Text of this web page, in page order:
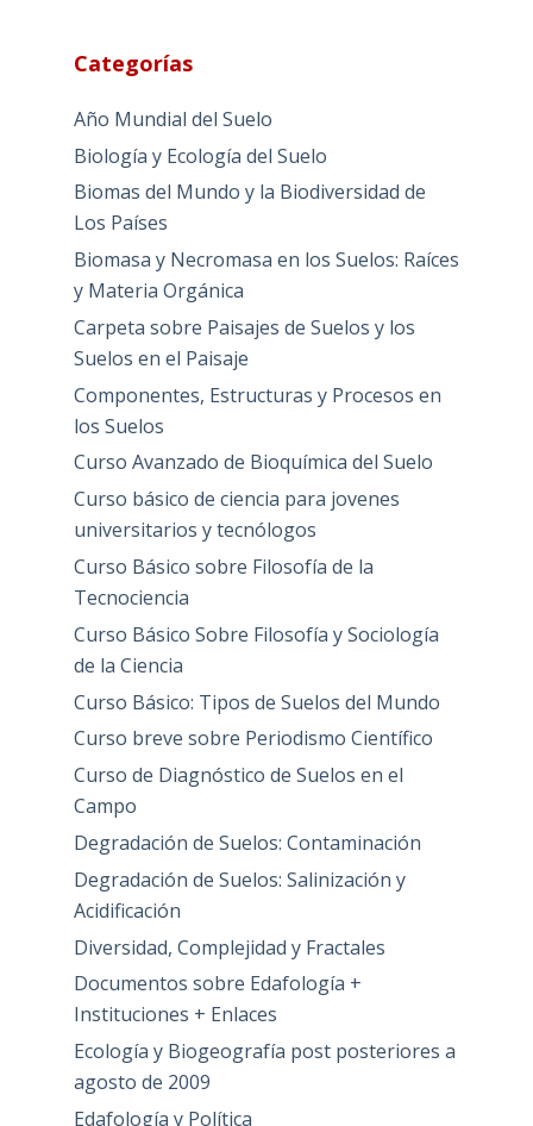
Categorías
Año Mundial del Suelo
Biología y Ecología del Suelo
Biomas del Mundo y la Biodiversidad de
Los Países
Biomasa y Necromasa en los Suelos: Raíces
y Materia Orgánica
Carpeta sobre Paisajes de Suelos y los
Suelos en el Paisaje
Componentes, Estructuras y Procesos en
los Suelos
Curso Avanzado de Bioquímica del Suelo
Curso básico de ciencia para jovenes
universitarios y tecnólogos
Curso Básico sobre Filosofía de la
Tecnociencia
Curso Básico Sobre Filosofía y Sociología
de la Ciencia
Curso Básico: Tipos de Suelos del Mundo
Curso breve sobre Periodismo Científico
Curso de Diagnóstico de Suelos en el
Campo
Degradación de Suelos: Contaminación
Degradación de Suelos: Salinización y
Acidificación
Diversidad, Complejidad y Fractales
Documentos sobre Edafología +
Instituciones + Enlaces
Ecología y Biogeografía post posteriores a
agosto de 2009
Edafología y Política